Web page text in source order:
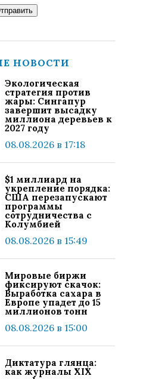
НОВОСТИ
Экологическая
стратегия против
жары: Сингапур
завершит высадку
миллиона деревьев к
2027 году
08.08.2026 в 17:18
$1 миллиард на
укрепление порядка:
США перезапускают
программы
сотрудничества с
Колумбией
08.08.2026 в 15:49
Мировые биржи
фиксируют скачок:
Выработка сахара в
Европе упадет до 15
миллионов тонн
08.08.2026 в 15:00
Диктатура глянца:
как журналы XIX